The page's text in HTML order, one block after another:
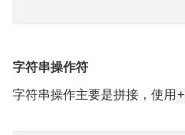
字符串操作符
字符串操作主要是拼接，使用+